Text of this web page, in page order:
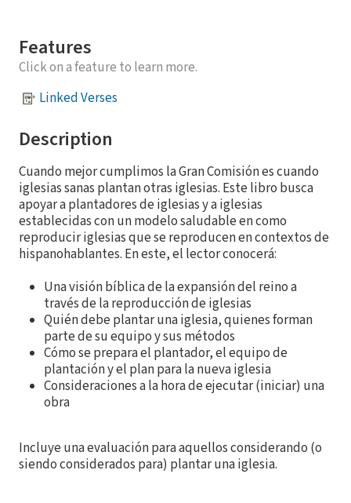
Features
Click on a feature to learn more.
Linked Verses
Description
Cuando mejor cumplimos la Gran Comisión es cuando
iglesias sanas plantan otras iglesias. Este libro busca
apoyar a plantadores de iglesias y a iglesias
establecidas con un modelo saludable en como
reproducir iglesias que se reproducen en contextos de
hispanohablantes. En este, el lector conocerá:
Una visión bíblica de la expansión del reino a
través de la reproducción de iglesias
Quién debe plantar una iglesia, quienes forman
parte de su equipo y sus métodos
Cómo se prepara el plantador, el equipo de
plantación y el plan para la nueva iglesia
Consideraciones a la hora de ejecutar (iniciar) una
obra
Incluye una evaluación para aquellos considerando (o
siendo considerados para) plantar una iglesia.